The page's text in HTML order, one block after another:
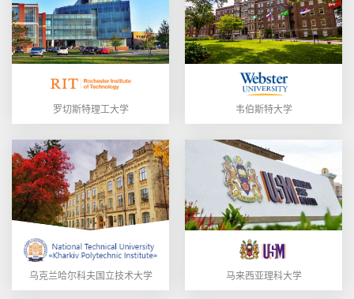
罗切斯特理工大学 韦伯斯特大学
乌克兰哈尔科夫国立技术大学 马来西亚理科大学